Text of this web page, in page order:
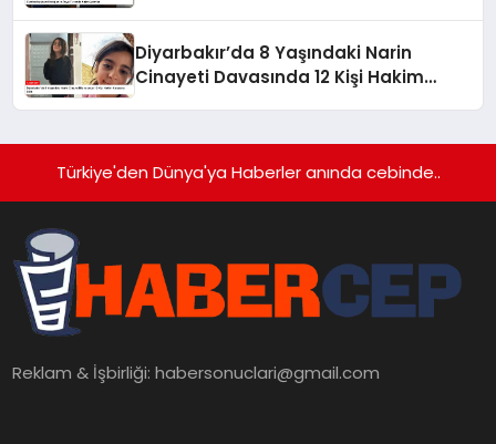
Diyarbakır’da 8 Yaşındaki Narin
Cinayeti Davasında 12 Kişi Hakim
Türkiye'den Dünya'ya Haberler anında cebinde..
Reklam & İşbirliği:habersonuclari@gmail.com